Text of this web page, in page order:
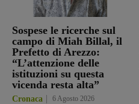
Sospese le ricerche sul
campo di Miah Billal, il
Prefetto di Arezzo:
“L’attenzione delle
istituzioni su questa
vicenda resta alta”
Cronaca 6 Agosto 2026